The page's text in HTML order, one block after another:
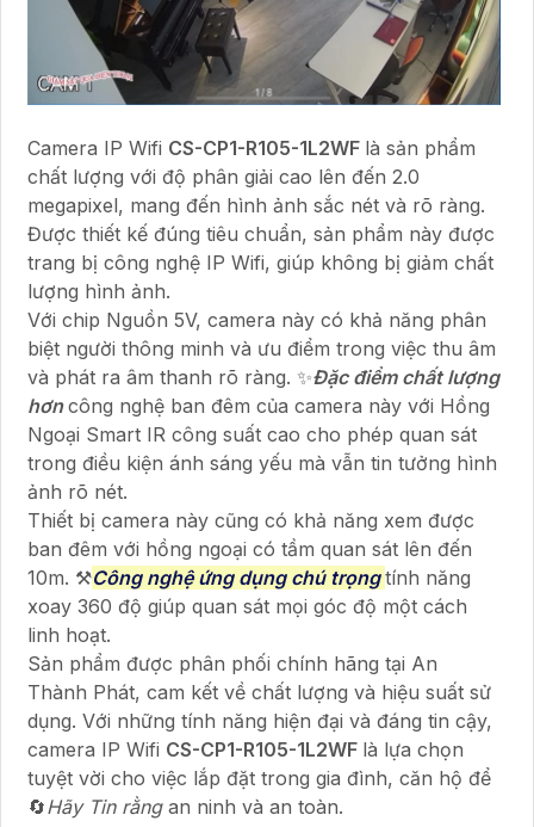
Camera IP Wifi CS-CP1-R105-1L2WF là sản phẩm
chất lượng với độ phân giải cao lên đến 2.0
megapixel, mang đến hình ảnh sắc nét và rõ ràng.
Được thiết kế đúng tiêu chuẩn, sản phẩm này được
trang bị công nghệ IP Wifi, giúp không bị giảm chất
lượng hình ảnh.
Với chip Nguồn 5V, camera này có khả năng phân
biệt người thông minh và ưu điểm trong việc thu âm
và phát ra âm thanh rõ ràng. ✨Đặc điểm chất lượng
hơncông nghệ ban đêm của camera này với Hồng
Ngoại Smart IR công suất cao cho phép quan sát
trong điều kiện ánh sáng yếu mà vẫn tin tưởng hình
ảnh rõ nét.
Thiết bị camera này cũng có khả năng xem được
ban đêm với hồng ngoại có tầm quan sát lên đến
10m. ⚒Công nghệ ứng dụng chú trọngtính năng
xoay 360 độ giúp quan sát mọi góc độ một cách
linh hoạt.
Sản phẩm được phân phối chính hãng tại An
Thành Phát, cam kết về chất lượng và hiệu suất sử
dụng. Với những tính năng hiện đại và đáng tin cậy,
camera IP Wifi CS-CP1-R105-1L2WF là lựa chọn
tuyệt vời cho việc lắp đặt trong gia đình, căn hộ để
🔄Hãy Tin rằngan ninh và an toàn.